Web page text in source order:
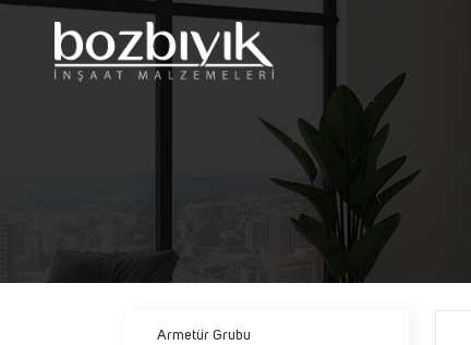
Armetür Grubu